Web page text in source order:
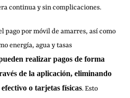
continua y sin complicaciones.
pago por móvil de amarres, así como
energía, agua y tasas
realizar pagos de forma
de la aplicación, eliminando
o tarjetas físicas. Esto